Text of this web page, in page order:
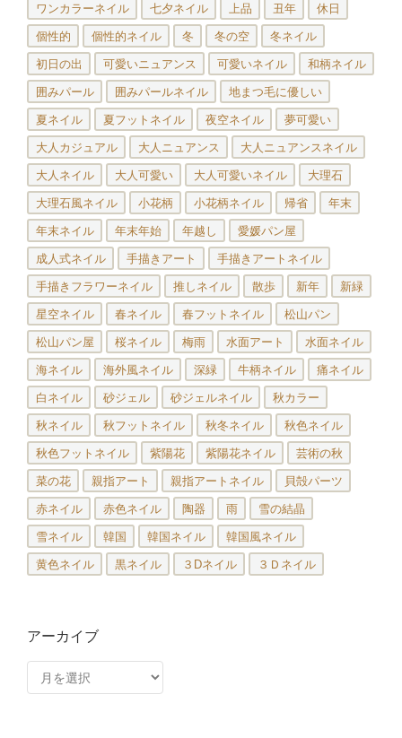
ワンカラーネイル 七夕ネイル 上品 丑年 休日
個性的 個性的ネイル 冬 冬の空 冬ネイル
初日の出 可愛いニュアンス 可愛いネイル 和柄ネイル
囲みパール 囲みパールネイル 地まつ毛に優しい
夏ネイル 夏フットネイル 夜空ネイル 夢可愛い
大人カジュアル 大人ニュアンス 大人ニュアンスネイル
大人ネイル 大人可愛い 大人可愛いネイル 大理石
大理石風ネイル 小花柄 小花柄ネイル 帰省 年末
年末ネイル 年末年始 年越し 愛媛パン屋
成人式ネイル 手描きアート 手描きアートネイル
手描きフラワーネイル 推しネイル 散歩 新年 新緑
星空ネイル 春ネイル 春フットネイル 松山パン
松山パン屋 桜ネイル 梅雨 水面アート 水面ネイル
海ネイル 海外風ネイル 深緑 牛柄ネイル 痛ネイル
白ネイル 砂ジェル 砂ジェルネイル 秋カラー
秋ネイル 秋フットネイル 秋冬ネイル 秋色ネイル
秋色フットネイル 紫陽花 紫陽花ネイル 芸術の秋
菜の花 親指アート 親指アートネイル 貝殻パーツ
赤ネイル 赤色ネイル 陶器 雨 雪の結晶
雪ネイル 韓国 韓国ネイル 韓国風ネイル
黄色ネイル 黒ネイル ３Dネイル ３Ｄネイル
アーカイブ
ー